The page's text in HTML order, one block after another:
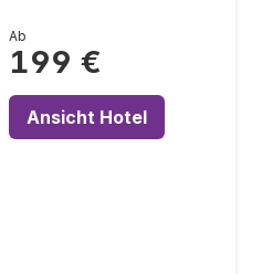
Ab
199 €
Ansicht Hotel